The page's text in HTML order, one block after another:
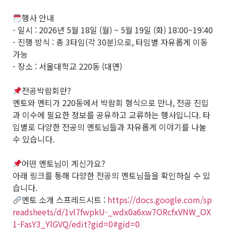
행사 안내
- 일시 : 2026년 5월 18일 (월) ~ 5월 19일 (화) 18:00~19:40
- 진행 방식 : 총 3타임(각 30분)으로, 타임별 자유롭게 이동
가능
- 장소 : 서울대학교 220동 (대면)
전공박람회란?
멘토와 멘티가 220동에서 박람회 형식으로 만나, 전공 진입
과 이수에 필요한 정보를 공유하고 교류하는 행사입니다. 타
임별로 다양한 전공의 멘토님들과 자유롭게 이야기를 나눌
수 있습니다.
어떤 멘토님이 계신가요?
아래 링크를 통해 다양한 전공의 멘토님들을 확인하실 수 있
습니다.
멘토 소개 스프레드시트 : https://docs.google.com/sp
readsheets/d/1vl7fwpkU-_wdx0a6xw7ORcfxVNW_OX
1-FasY3_YlGVQ/edit?gid=0#gid=0